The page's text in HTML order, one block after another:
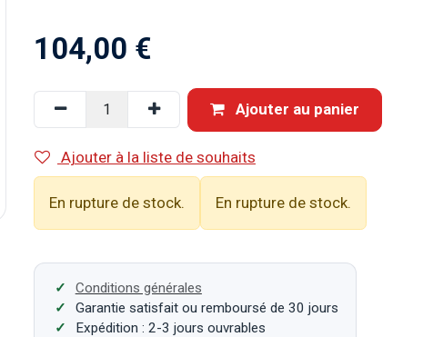
104,00 €
Ajouter au panier
Ajouter à la liste de souhaits
En rupture de stock. En rupture de stock.
Conditions générales
Garantie satisfait ou remboursé de 30 jours
Expédition : 2-3 jours ouvrables